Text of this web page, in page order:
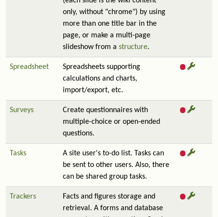
only, without "chrome") by using
more than one title bar in the
page, or make a multi-page
slideshow from a structure.
Spreadsheet
Spreadsheets supporting
calculations and charts,
import/export, etc.
Surveys
Create questionnaires with
multiple-choice or open-ended
questions.
Tasks
A site user's to-do list. Tasks can
be sent to other users. Also, there
can be shared group tasks.
Trackers
Facts and figures storage and
retrieval. A forms and database